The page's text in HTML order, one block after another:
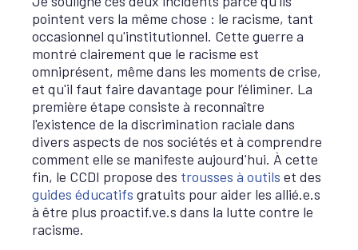
pointent vers la même chose : le racisme, tant
occasionnel qu'institutionnel. Cette guerre a
montré clairement que le racisme est
omniprésent, même dans les moments de crise,
et qu'il faut faire davantage pour l’éliminer. La
première étape consiste à reconnaître
l'existence de la discrimination raciale dans
divers aspects de nos sociétés et à comprendre
comment elle se manifeste aujourd'hui. À cette
fin, le CCDI propose des trousses à outils et des
guides éducatifs gratuits pour aider les allié.e.s
à être plus proactif.ve.s dans la lutte contre le
racisme.